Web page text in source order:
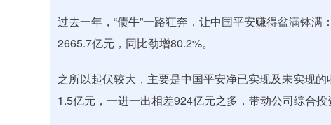
过去一年，“债牛”一路狂奔，让中国平安赚得盆满钵
2665.7亿元，同比劲增80.2%。
之所以起伏较大，主要是中国平安净已实现及未实现
1.5亿元，一进一出相差924亿元之多，带动公司综合